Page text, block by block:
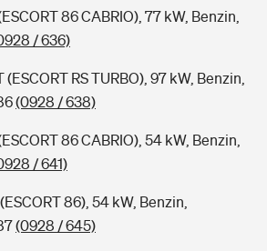
86 CABRIO), 77 kW, Benzin,
/ 636)
RS TURBO), 97 kW, Benzin,
(0928 / 638)
86 CABRIO), 54 kW, Benzin,
/ 641)
86), 54 kW, Benzin,
(0928 / 645)